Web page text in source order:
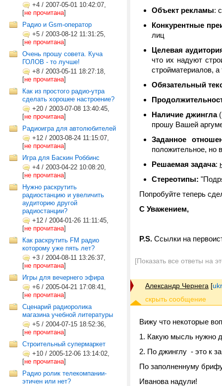
+4 / 2007-05-01 10:42:07,
[не прочитана]
Радио и Gsm-оператор
+5 / 2003-08-12 11:31:25,
[не прочитана]
Очень прошу совета. Куча
ГОЛОВ - то лучше!
+8 / 2003-05-11 18:27:18,
[не прочитана]
Как из простого радио-утра
сделать хорошее настроение?
+20 / 2003-07-08 13:40:45,
[не прочитана]
Радиоигра для автолюбителей
+12 / 2003-08-24 11:15:07,
[не прочитана]
Игра для Баскин Роббинс
+4 / 2003-04-22 10:08:20,
[не прочитана]
Нужно раскрутить
радиостанцию и увеличить
аудиторию другой
радиостанции?
+12 / 2004-01-26 11:11:45,
[не прочитана]
Как раскрутить FM радио
которому уже пять лет?
+3 / 2004-08-11 13:26:37,
[не прочитана]
Игры для вечернего эфира
+6 / 2005-04-21 17:08:41,
[не прочитана]
Сценарий радиоролика
магазина учебной литературы
+5 / 2004-07-15 18:52:36,
[не прочитана]
Строительный супермаркет
+10 / 2005-12-06 13:14:02,
[не прочитана]
Радио ролик телекомпании-
этичен или нет?
Объект рекламы:
Конкурентные
лиц
Целевая
что их надуют
стройматериалов,
Обязательный
Наличие джингла
прошу Вашей
Заданное
положительное, но
Решаемая задача:
Стереотипы:
Попробуйте теперь
С Уважением,
P.S. Ссылки на
[Показать все ответы на
Александр Чернега [
Вижу что некоторые
1. Какую мысль нужно
2. По джинглу - это к
По заполненнуму
Иванова надули!